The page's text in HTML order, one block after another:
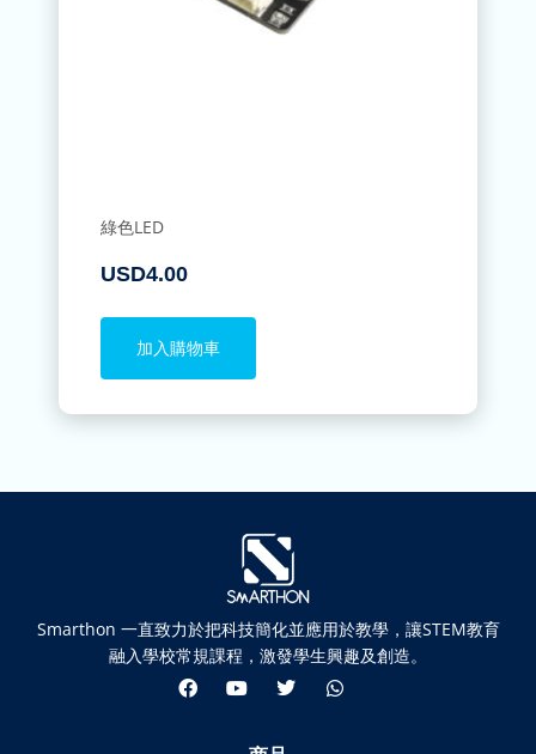
綠色LED
USD4.00
加入購物車
Smarthon 一直致力於把科技簡化並應用於教學，讓STEM教育
融入學校常規課程，激發學生興趣及創造。